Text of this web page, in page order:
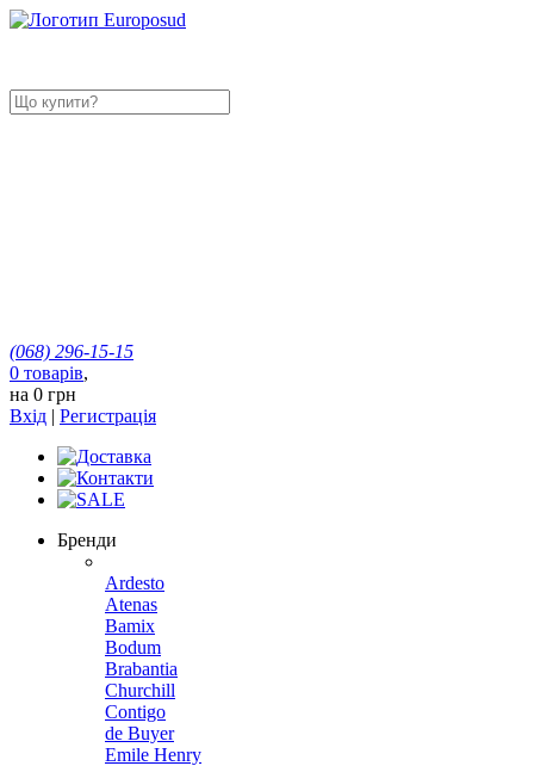
(068) 296-15-15
0 товарів,
на 0 грн
Вхід | Регистрація
Бренди
Ardesto
Atenas
Bamix
Bodum
Brabantia
Churchill
Contigo
de Buyer
Emile Henry